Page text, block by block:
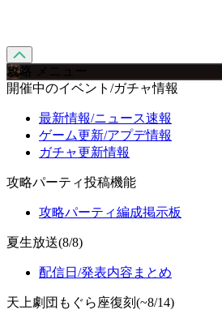
攻略 メニュー
開催中のイベント/ガチャ情報
最新情報/ニュース速報
ゲーム更新/アプデ情報
ガチャ更新情報
攻略パーティ投稿機能
攻略パーティ編成掲示板
夏生放送(8/8)
配信日/発表内容まとめ
天上劇団もぐら座復刻(~8/14)